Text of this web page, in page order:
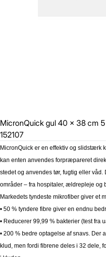
MicronQuick gul 40 x 38 cm
152107
MicronQuick er en effektiv og slidstærk
kan enten anvendes forpræpareret
stedet og anvendes tør, fugtig eller
områder – fra hospitaler, ældrepleje og
Markedets tyndeste mikrofiber giver et
• 50 % tyndere fibre giver en endnu
• Reducerer 99,99 % bakterier (test fra
• 200 % bedre optagelse af snavs.
klud, men fordi fibrene deles i 32 dele,